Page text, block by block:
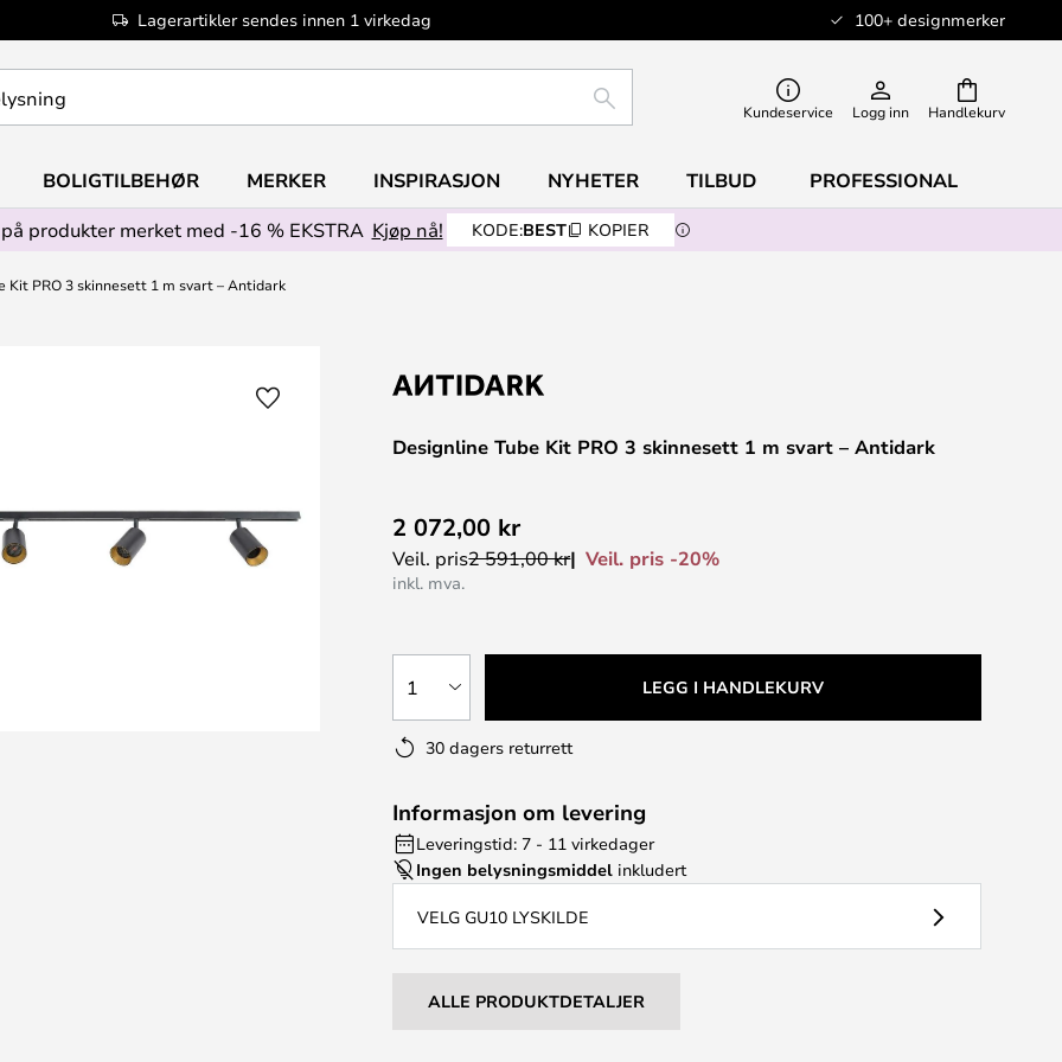
Lagerartikler sendes innen 1 virkedag 100+ designmerker
Handlekurv
SØK Kundeservice Logg inn
BOLIGTILBEHØR MERKER INSPIRASJON NYHETER TILBUD
PROFESSIONAL
produkter merket med -16 % EKSTRA Kjøp nå! KODE:BEST KOPIER
Kit PRO 3 skinnesett 1 m svart – Antidark
Designline Tube Kit PRO 3 skinnesett 1 m svart – Antidark
2 072,00 kr
Veil. pris2 591,00 kr Veil. pris -20%
inkl. mva.
1 LEGG I HANDLEKURV
30 dagers returrett
Informasjon om levering
Leveringstid: 7 - 11 virkedager
Ingen belysningsmiddel inkludert
VELG GU10 LYSKILDE
ALLE PRODUKTDETALJER